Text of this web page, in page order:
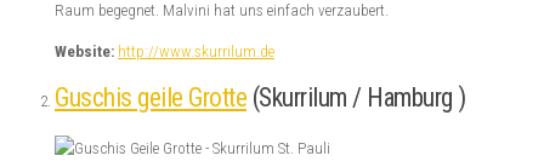
Raum begegnet. Malvini hat uns einfach verzaubert.
Website: http://www.skurrilum.de
Guschis geile Grotte (Skurrilum / Hamburg )